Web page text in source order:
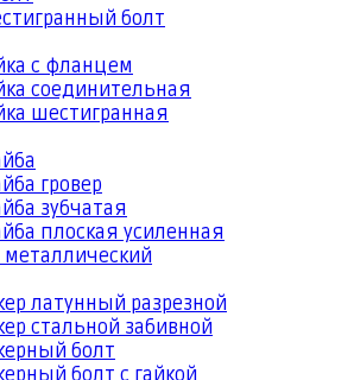
болт
с фланцем
соединительная
шестигранная
гровер
зубчатая
плоская усиленная
латунный разрезной
стальной забивной
болт
болт с гайкой